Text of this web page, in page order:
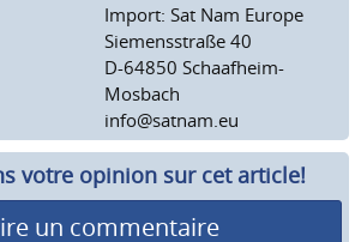
Import: Sat Nam Europe
Siemensstraße 40
D-64850 Schaafheim-
Mosbach
info@satnam.eu
votre opinion sur cet article!
un commentaire